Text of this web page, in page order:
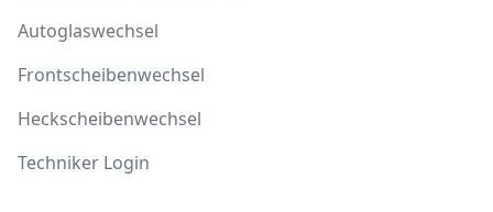
Autoglaswechsel
Frontscheibenwechsel
Heckscheibenwechsel
Techniker Login